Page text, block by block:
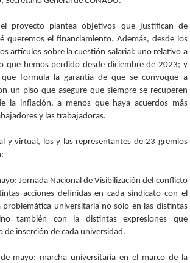
proyecto plantea objetivos que justifican de
queremos el financiamiento. Además, desde los
artículos sobre la cuestión salarial: uno relativo a
que hemos perdido desde diciembre de 2023; y
formula la garantía de que se convoque a
un piso que asegure que siempre se recuperen
la inflación, a menos que haya acuerdos más
y las trabajadoras.
y virtual, los y las representantes de 23 gremios
Jornada Nacional de Visibilización del conflicto
acciones definidas en cada sindicato con el
universitaria no solo en las distintas
también con la distintas expresiones que
inserción de cada universidad.
mayo: marcha universitaria en el marco de la